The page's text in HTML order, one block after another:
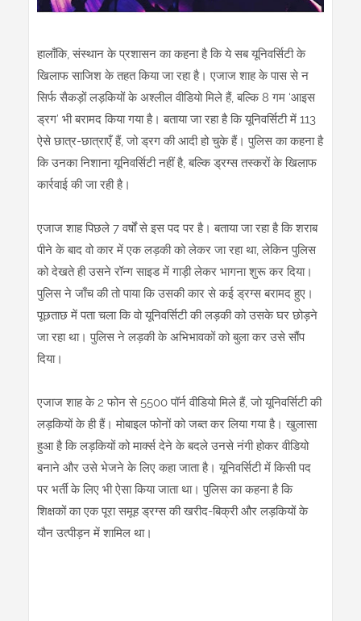
हालाँकि, संस्थान के प्रशासन का कहना है कि ये सब यूनिवर्सिटी के
खिलाफ साजिश के तहत किया जा रहा है। एजाज शाह के पास से न
सिर्फ सैकड़ों लड़कियों के अश्लील वीडियो मिले हैं, बल्कि 8 गम ‘आइस
ड्रग’ भी बरामद किया गया है। बताया जा रहा है कि यूनिवर्सिटी में 113
ऐसे छात्र-छात्राएँ हैं, जो ड्रग की आदी हो चुके हैं। पुलिस का कहना है
कि उनका निशाना यूनिवर्सिटी नहीं है, बल्कि ड्रग्स तस्करों के खिलाफ
कार्रवाई की जा रही है।
एजाज शाह पिछले 7 वर्षों से इस पद पर है। बताया जा रहा है कि शराब
पीने के बाद वो कार में एक लड़की को लेकर जा रहा था, लेकिन पुलिस
को देखते ही उसने रॉन्ग साइड में गाड़ी लेकर भागना शुरू कर दिया।
पुलिस ने जाँच की तो पाया कि उसकी कार से कई ड्रग्स बरामद हुए।
पूछताछ में पता चला कि वो यूनिवर्सिटी की लड़की को उसके घर छोड़ने
जा रहा था। पुलिस ने लड़की के अभिभावकों को बुला कर उसे सौंप
दिया।
एजाज शाह के 2 फोन से 5500 पॉर्न वीडियो मिले हैं, जो यूनिवर्सिटी की
लड़कियों के ही हैं। मोबाइल फोनों को जब्त कर लिया गया है। खुलासा
हुआ है कि लड़कियों को मार्क्स देने के बदले उनसे नंगी होकर वीडियो
बनाने और उसे भेजने के लिए कहा जाता है। यूनिवर्सिटी में किसी पद
पर भर्ती के लिए भी ऐसा किया जाता था। पुलिस का कहना है कि
शिक्षकों का एक पूरा समूह ड्रग्स की खरीद-बिक्री और लड़कियों के
यौन उत्पीड़न में शामिल था।